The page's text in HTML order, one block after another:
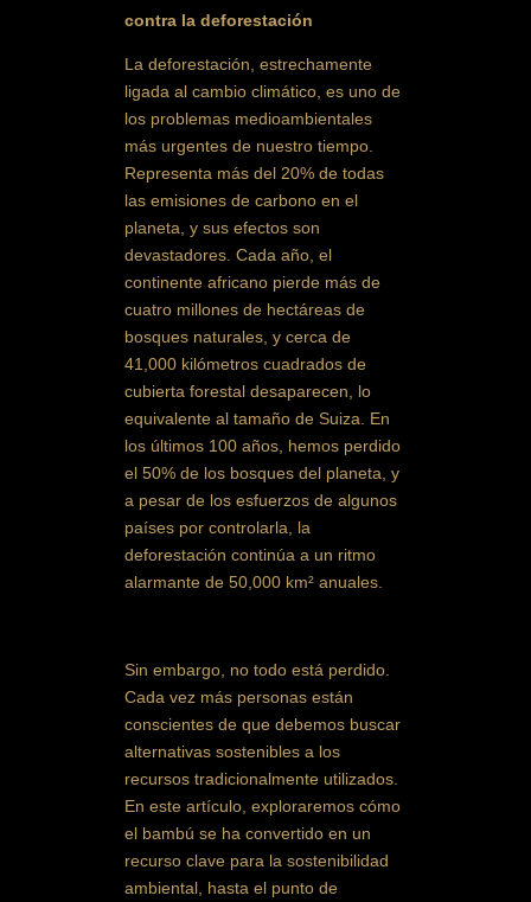
contra la deforestación
La deforestación, estrechamente
ligada al cambio climático, es uno de
los problemas medioambientales
más urgentes de nuestro tiempo.
Representa más del 20% de todas
las emisiones de carbono en el
planeta, y sus efectos son
devastadores. Cada año, el
continente africano pierde más de
cuatro millones de hectáreas de
bosques naturales, y cerca de
41,000 kilómetros cuadrados de
cubierta forestal desaparecen, lo
equivalente al tamaño de Suiza. En
los últimos 100 años, hemos perdido
el 50% de los bosques del planeta, y
a pesar de los esfuerzos de algunos
países por controlarla, la
deforestación continúa a un ritmo
alarmante de 50,000 km² anuales.
Sin embargo, no todo está perdido.
Cada vez más personas están
conscientes de que debemos buscar
alternativas sostenibles a los
recursos tradicionalmente utilizados.
En este artículo, exploraremos cómo
el bambú se ha convertido en un
recurso clave para la sostenibilidad
ambiental, hasta el punto de